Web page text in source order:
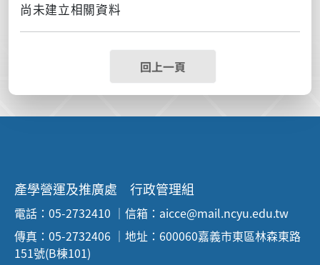
尚未建立相關資料
回上一頁
產學營運及推廣處 行政管理組
電話：05-2732410 ｜信箱：aicce@mail.ncyu.edu.tw
傳真：05-2732406 ｜地址：600060嘉義市東區林森東路
151號(B棟101)